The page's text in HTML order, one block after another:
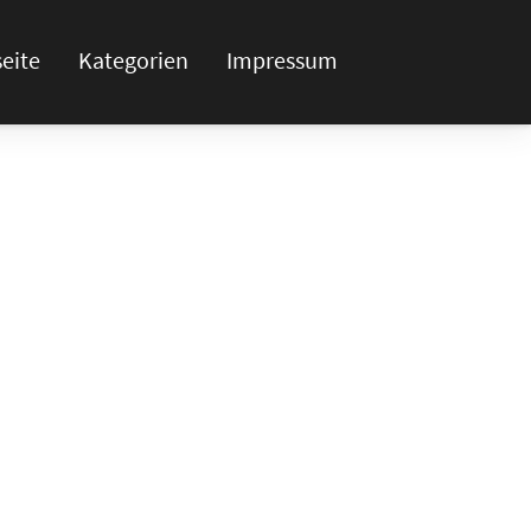
Kategorien Impressum